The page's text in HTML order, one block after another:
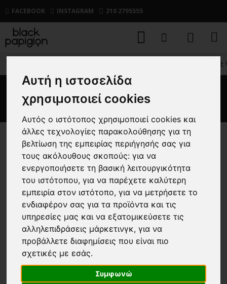
Αυτή η ιστοσελίδα
χρησιμοποιεί cookies
Αυτός ο ιστότοπος χρησιμοποιεί cookies και
άλλες τεχνολογίες παρακολούθησης για τη
βελτίωση της εμπειρίας περιήγησής σας για
τους ακόλουθους σκοπούς:για να
ενεργοποιήσετε τη βασική λειτουργικότητα
του ιστότοπου,για να παρέχετε καλύτερη
εμπειρία στον ιστότοπο,για να μετρήσετε το
ενδιαφέρον σας για τα προϊόντα και τις
υπηρεσίες μας και να εξατομικεύσετε τις
αλληλεπιδράσεις μάρκετινγκ,για να
προβάλλετε διαφημίσεις που είναι πιο
σχετικές με εσάς.
Συμφωνώ
FACEBOOK INSTAGRAM 210 2795555
T-
T-shirt Vittorio κεραμιδί